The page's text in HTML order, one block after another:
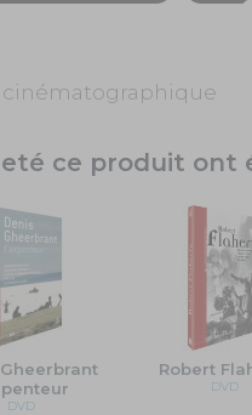
cinématographique
ce produit ont
DVD
Robert
DVD